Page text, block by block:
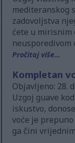
mediteranskog
zadovoljstva
ćete u mirisnim
Pročitaj više...
Kompletan
Objavljeno: 28.
Uzgoj guave
iskustvo,
voće je
ga čini